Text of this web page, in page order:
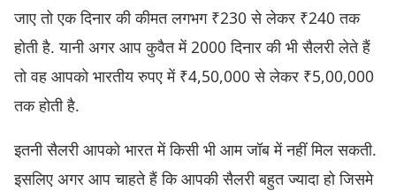
जाए तो एक दिनार की कीमत लगभग ₹230 से लेकर ₹240 तक
होती है. यानी अगर आप कुवैत में 2000 दिनार की भी सैलरी लेते हैं
तो वह आपको भारतीय रुपए में ₹4,50,000 से लेकर ₹5,00,000
तक होती है.
इतनी सैलरी आपको भारत में किसी भी आम जॉब में नहीं मिल सकती.
इसलिए अगर आप चाहते हैं कि आपकी सैलरी बहुत ज्यादा हो जिसमे